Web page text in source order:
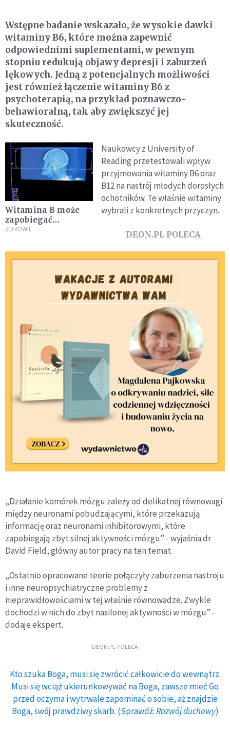
Wstępne badanie wskazało, że wysokie dawki
witaminy B6, które można zapewnić
odpowiednimi suplementami, w pewnym
stopniu redukują objawy depresji i zaburzeń
lękowych. Jedną z potencjalnych możliwości
jest również łączenie witaminy B6 z
psychoterapią, na przykład poznawczo-
behawioralną, tak aby zwiększyć jej
skuteczność.
Witamina B może
zapobiegać
zanikowi mózgu
ZDROWIE
Naukowcy z University of
Reading przetestowali wpływ
przyjmowania witaminy B6 oraz
B12 na nastrój młodych dorosłych
ochotników. Te właśnie witaminy
wybrali z konkretnych przyczyn.
DEON.PL POLECA
„Działanie komórek mózgu zależy od delikatnej równowagi
między neuronami pobudzającymi, które przekazują
informację oraz neuronami inhibitorowymi, które
zapobiegają zbyt silnej aktywności mózgu” - wyjaśnia dr
David Field, główny autor pracy na ten temat.
„Ostatnio opracowane teorie połączyły zaburzenia nastroju
i inne neuropsychiatryczne problemy z
nieprawidłowościami w tej właśnie równowadze. Zwykle
dochodzi w nich do zbyt nasilonej aktywności w mózgu” -
dodaje ekspert.
DEON.PL POLECA
Kto szuka Boga, musi się zwrócić całkowicie do wewnątrz.
Musi się wciąż ukierunkowywać na Boga, zawsze mieć Go
przed oczyma i wytrwale zapominać o sobie, aż znajdzie
Boga, swój prawdziwy skarb. (Sprawdź:Rozwój duchowy)